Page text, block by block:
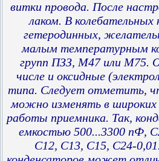
витки провода. После
лаком. В колебательных
гетеродинных,
малым температурным
групп ПЗЗ, М47 или М75.
числе и оксидные
типа. Следует отметить,
можно изменять в широких
работы приемника. Так,
емкостью 500...3300 пФ,
С12, С13, С15, С24-